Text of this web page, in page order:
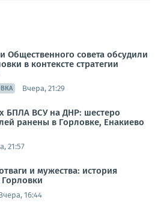
Общественного совета обсудили
в контексте стратегии
Вчера, 21:29
БПЛА ВСУ на ДНР: шестеро
ранены в Горловке, Енакиево
21:57
и мужества: история
16:44